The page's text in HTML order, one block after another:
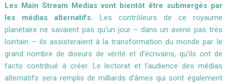
Les Main Stream Medias vont bientôt être submergés par
les médias alternatifs. Les contrôleurs de ce royaume
planétaire ne savaient pas qu’un jour – dans un avenir pas très
lointain – ils assisteraient à la transformation du monde par le
grand nombre de diseurs de vérité et d’écrivains, qu’ils ont de
facto contribué à créer. Le lectorat et l’audience des médias
alternatifs sera remplis de milliards d’âmes qui sont également